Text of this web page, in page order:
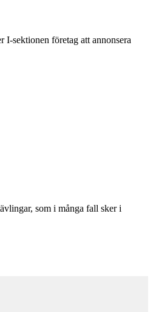
I-sektionen företag att annonsera
som i många fall sker i